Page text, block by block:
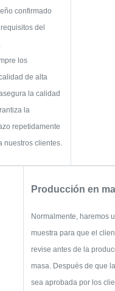
confirmado
del
los
de alta
la calidad
la
repetidamente
nuestros clientes.
Producción en
Normalmente, haremos
muestra para que el
revise antes de la
masa. Después de que
sea aprobada por los